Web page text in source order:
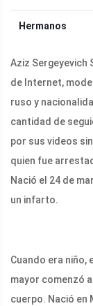
Hermanos
Aziz Sergeyevich
de Internet,
ruso y
cantidad de
por sus videos
quien fue
Nació el 24 de
un infarto.
Cuando era niño,
mayor comenzó
cuerpo. Nació en